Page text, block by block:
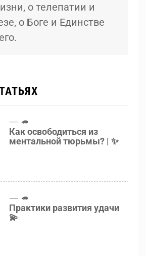
о телепатии и
о Боге и Единстве
🦔
Как освободиться из
ментальной тюрьмы? | ✨
🦔
Практики развития удачи
💫